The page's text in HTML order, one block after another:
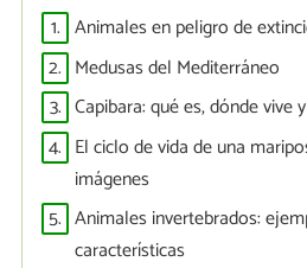
1. Animales en peligro de
2. Medusas del Mediterráneo
3. Capibara: qué es, dónde vive
4. El ciclo de vida de una
imágenes
5. Animales invertebrados:
características